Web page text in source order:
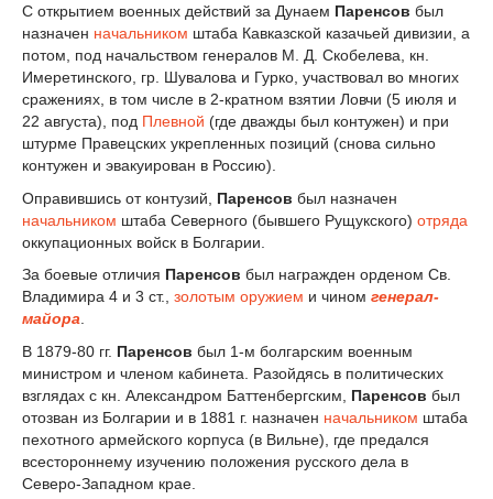
С открытием военных действий за Дунаем Паренсов был
назначен начальником штаба Кавказской казачьей дивизии, а
потом, под начальством генералов М. Д. Скобелева, кн.
Имеретинского, гр. Шувалова и Гурко, участвовал во многих
сражениях, в том числе в 2-кратном взятии Ловчи (5 июля и
22 августа), под Плевной (где дважды был контужен) и при
штурме Правецских укрепленных позиций (снова сильно
контужен и эвакуирован в Россию).
Оправившись от контузий, Паренсов был назначен
начальником штаба Северного (бывшего Рущукского) отряда
оккупационных войск в Болгарии.
За боевые отличия Паренсов был награжден орденом Св.
Владимира 4 и 3 ст., золотым оружием и чином генерал-
майора.
В 1879-80 гг. Паренсов был 1-м болгарским военным
министром и членом кабинета. Разойдясь в политических
взглядах с кн. Александром Баттенбергским, Паренсов был
отозван из Болгарии и в 1881 г. назначен начальником штаба
пехотного армейского корпуса (в Вильне), где предался
всестороннему изучению положения русского дела в
Северо-Западном крае.